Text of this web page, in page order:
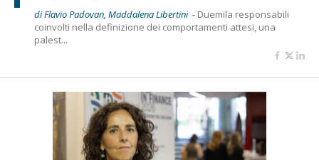
di Flavio Padovan, Maddalena Libertini - Duemila responsabili
coinvolti nella definizione dei comportamenti attesi, una
palest...